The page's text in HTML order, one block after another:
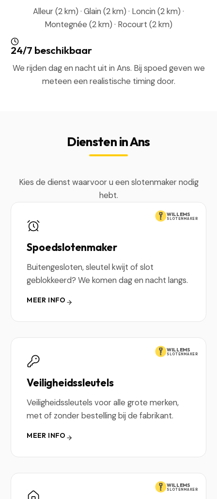
Alleur (2 km) · Glain (2 km) · Loncin (2 km) ·
Montegnée (2 km) · Rocourt (2 km)
24/7 beschikbaar
We rijden dag en nacht uit in Ans. Bij spoed geven we
meteen een realistische timing door.
Diensten in Ans
Kies de dienst waarvoor u een slotenmaker nodig
hebt.
WILLEMS
SLOTENMAKER
Spoedslotenmaker
Buitengesloten, sleutel kwijt of slot
geblokkeerd? We komen dag en nacht langs.
MEER INFO
WILLEMS
SLOTENMAKER
Veiligheidssleutels
Veiligheidssleutels voor alle grote merken,
met of zonder bestelling bij de fabrikant.
MEER INFO
WILLEMS
SLOTENMAKER